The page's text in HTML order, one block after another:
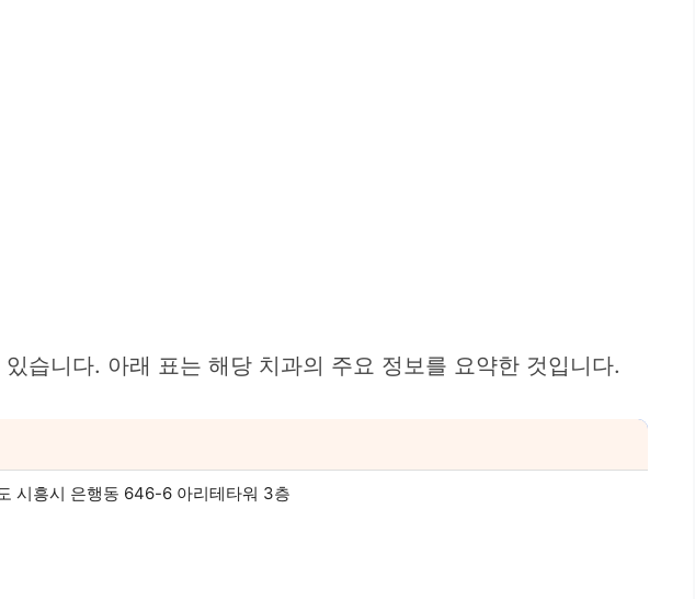
습니다. 아래 표는 해당 치과의 주요 정보를 요약한 것입니다.
시흥시 은행동 646-6 아리테타워 3층